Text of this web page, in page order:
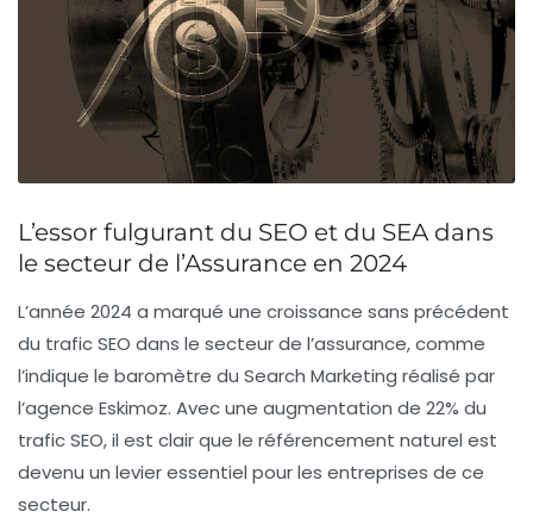
L’essor fulgurant du SEO et du SEA dans
le secteur de l’Assurance en 2024
L’année 2024 a marqué une croissance sans précédent
du trafic SEO dans le secteur de l’assurance, comme
l’indique le baromètre du Search Marketing réalisé par
l’agence Eskimoz. Avec une augmentation de 22% du
trafic SEO, il est clair que le référencement naturel est
devenu un levier essentiel pour les entreprises de ce
secteur.